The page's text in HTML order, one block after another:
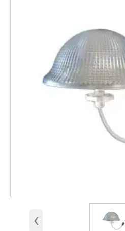
Антенны MIMO
Антенны LTE
Антенны 3G
Антенны GSM/UMTS
Антенны базовых станций
Антенна безопасности
‹